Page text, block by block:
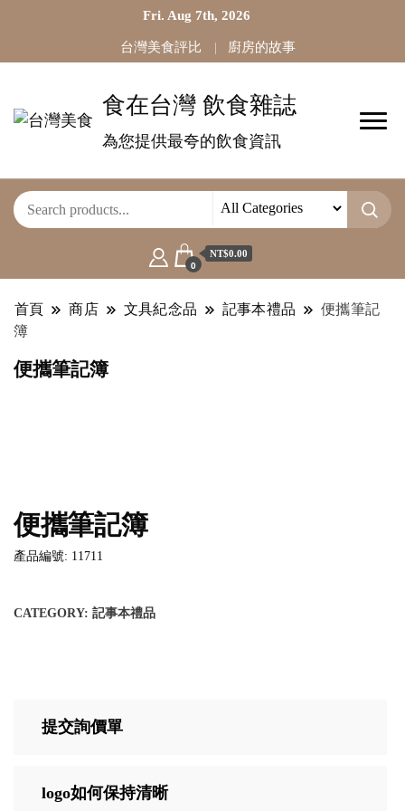
Fri. Aug 7th, 2026
台灣美食評比 廚房的故事
食在台灣 飲食雜誌
為您提供最夸的飲食資訊
0
NT$0.00
首頁 商店 文具紀念品 記事本禮品
便攜筆記
簿
便攜筆記簿
便攜筆記簿
產品編號: 11711
CATEGORY: 記事本禮品
提交詢價單
logo如何保持清晰